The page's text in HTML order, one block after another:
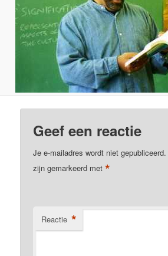
Geef een reactie
Je e-mailadres wordt niet gepubliceerd.
zijn gemarkeerd met*
Reactie *